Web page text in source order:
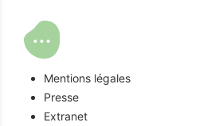
Mentions légales
Presse
Extranet